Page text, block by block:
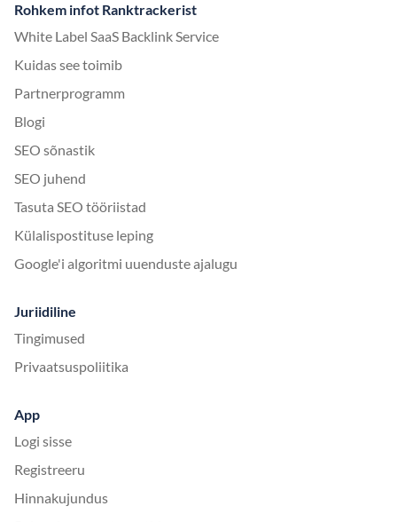
Rohkem infot Ranktrackerist
White Label SaaS Backlink Service
Kuidas see toimib
Partnerprogramm
Blogi
SEO sõnastik
SEO juhend
Tasuta SEO tööriistad
Külalispostituse leping
Google'i algoritmi uuenduste ajalugu
Juriidiline
Tingimused
Privaatsuspoliitika
App
Logi sisse
Registreeru
Hinnakujundus